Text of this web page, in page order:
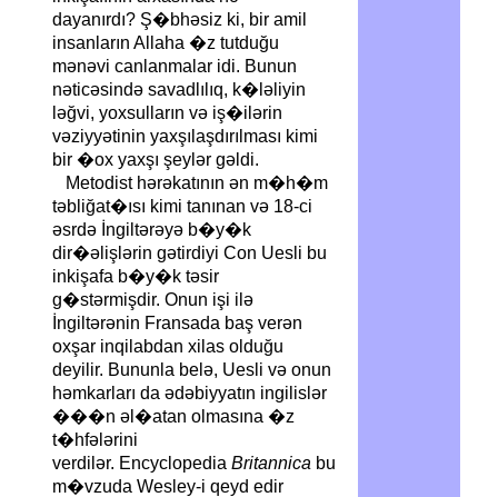
dayanırdı? Ş�bhəsiz ki, bir amil
insanların Allaha �z tutduğu
mənəvi canlanmalar idi. Bunun
nəticəsində savadlılıq, k�ləliyin
ləğvi, yoxsulların və iş�ilərin
vəziyyətinin yaxşılaşdırılması kimi
bir �ox yaxşı şeylər gəldi.
Metodist hərəkatının ən m�h�m
təbliğat�ısı kimi tanınan və 18-ci
əsrdə İngiltərəyə b�y�k
dir�əlişlərin gətirdiyi Con Uesli bu
inkişafa b�y�k təsir
g�stərmişdir. Onun işi ilə
İngiltərənin Fransada baş verən
oxşar inqilabdan xilas olduğu
deyilir. Bununla belə, Uesli və onun
həmkarları da ədəbiyyatın ingilislər
���n əl�atan olmasına �z
t�hfələrini
verdilər. Encyclopedia Britannica bu
m�vzuda Wesley-i qeyd edir